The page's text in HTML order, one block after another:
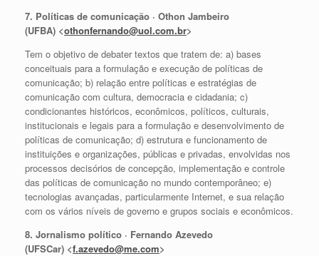
7. Políticas de comunicação · Othon Jambeiro
(UFBA) <othonfernando@uol.com.br>
Tem o objetivo de debater textos que tratem de: a) bases
conceituais para a formulação e execução de políticas de
comunicação; b) relação entre políticas e estratégias de
comunicação com cultura, democracia e cidadania; c)
condicionantes históricos, econômicos, políticos, culturais,
institucionais e legais para a formulação e desenvolvimento de
políticas de comunicação; d) estrutura e funcionamento de
instituições e organizações, públicas e privadas, envolvidas nos
processos decisórios de concepção, implementação e controle
das políticas de comunicação no mundo contemporâneo; e)
tecnologias avançadas, particularmente Internet, e sua relação
com os vários níveis de governo e grupos sociais e econômicos.
8. Jornalismo político · Fernando Azevedo
(UFSCar) <f.azevedo@me.com>